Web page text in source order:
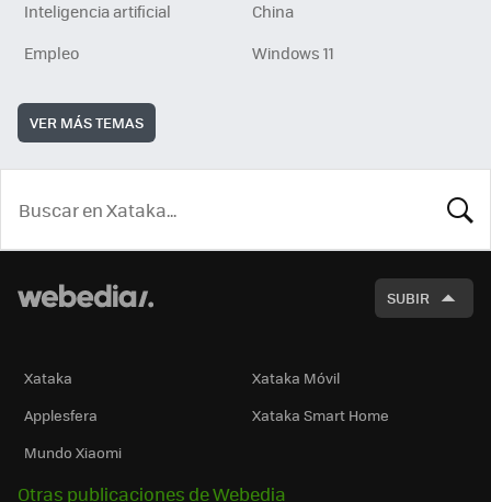
Inteligencia artificial
China
Empleo
Windows 11
VER MÁS TEMAS
SUBIR
Xataka
Xataka Móvil
Applesfera
Xataka Smart Home
Mundo Xiaomi
Otras publicaciones de Webedia